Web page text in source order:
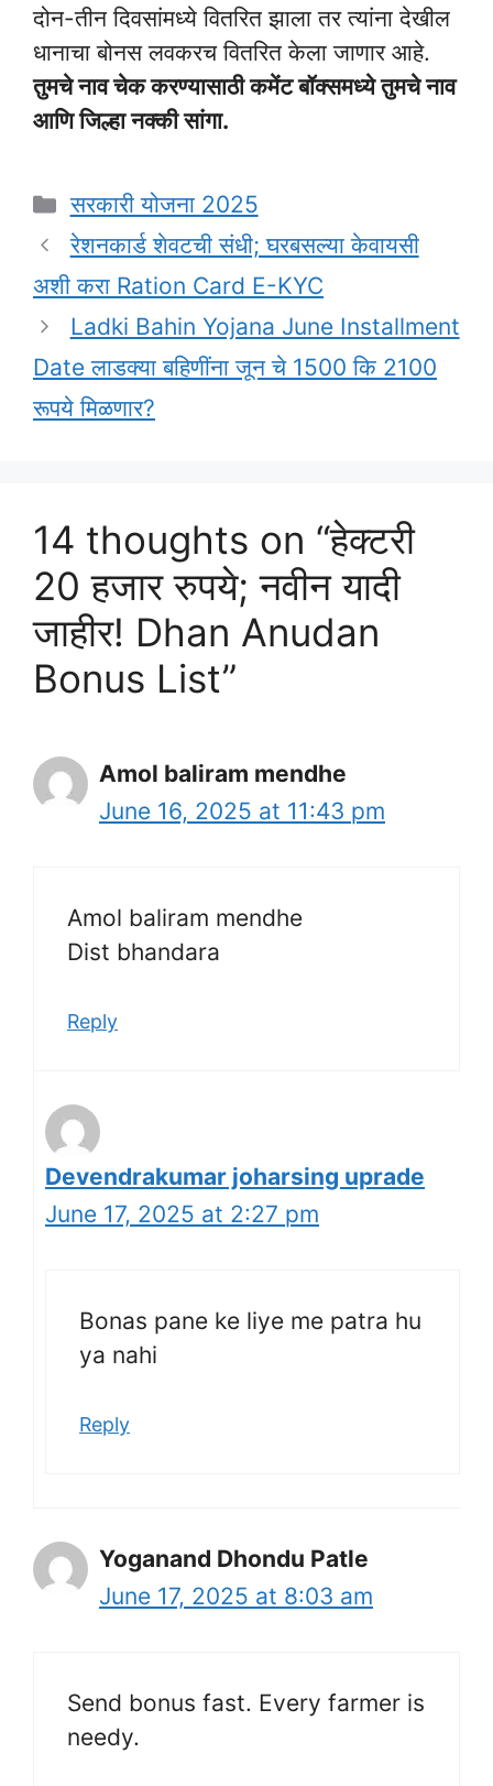
दोन-तीन दिवसांमध्ये वितरित झाला तर त्यांना देखील
धानाचा बोनस लवकरच वितरित केला जाणार आहे.
तुमचे नाव चेक करण्यासाठी कमेंट बॉक्समध्ये तुमचे नाव
आणि जिल्हा नक्की सांगा.
Categories
सरकारी योजना 2025
रेशनकार्ड शेवटची संधी; घरबसल्या केवायसी
अशी करा Ration Card E-KYC
Ladki Bahin Yojana June Installment
Date लाडक्या बहिणींना जून चे 1500 कि 2100
रूपये मिळणार?
14 thoughts on “हेक्टरी
20 हजार रुपये; नवीन यादी
जाहीर! Dhan Anudan
Bonus List”
Amol baliram mendhe
June 16, 2025 at 11:43 pm
Amol baliram mendhe
Dist bhandara
Reply
Devendrakumar joharsing uprade
June 17, 2025 at 2:27 pm
Bonas pane ke liye me patra hu
ya nahi
Reply
Yoganand Dhondu Patle
June 17, 2025 at 8:03 am
Send bonus fast. Every farmer is
needy.